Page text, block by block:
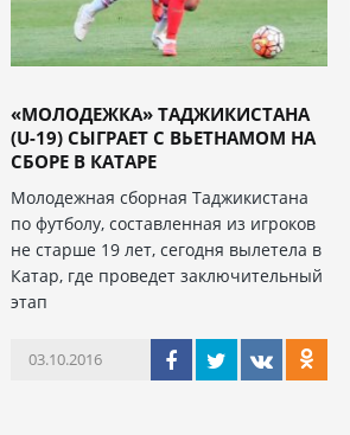
«МОЛОДЕЖКА» ТАДЖИКИСТАНА
(U-19) СЫГРАЕТ С ВЬЕТНАМОМ НА
СБОРЕ В КАТАРЕ
Молодежная сборная Таджикистана
по футболу, составленная из игроков
не старше 19 лет, сегодня вылетела в
Катар, где проведет заключительный
этап
03.10.2016